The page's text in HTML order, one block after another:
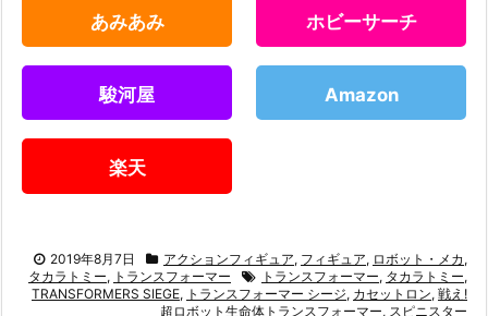
あみあみ ホビーサーチ
駿河屋 Amazon
楽天
2019年8月7日 アクションフィギュア, フィギュア, ロボット・メカ ,
タカラトミー, トランスフォーマー トランスフォーマー, タカラトミー,
TRANSFORMERS SIEGE, トランスフォーマー シージ, カセットロン, 戦え!
超ロボット生命体トランスフォーマー, スピニスター